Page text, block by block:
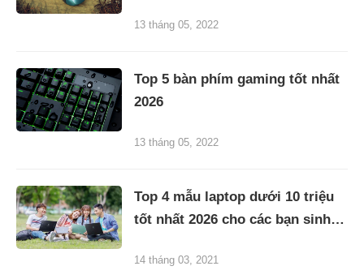
13 tháng 05, 2022
Top 5 bàn phím gaming tốt nhất
2026
13 tháng 05, 2022
Top 4 mẫu laptop dưới 10 triệu
tốt nhất 2026 cho các bạn sinh
14 tháng 03, 2021